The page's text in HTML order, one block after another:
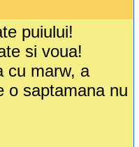
puiului!
si voua!
cu marw, a
o saptamana nu